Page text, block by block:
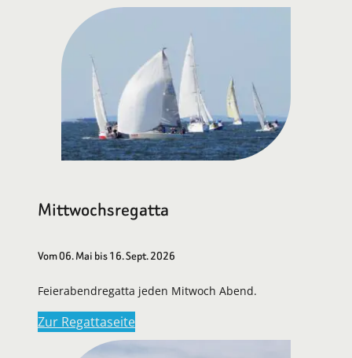
Mittwochsregatta
Vom 06. Mai bis 16. Sept. 2026
Feierabendregatta jeden Mitwoch Abend.
Zur Regattaseite